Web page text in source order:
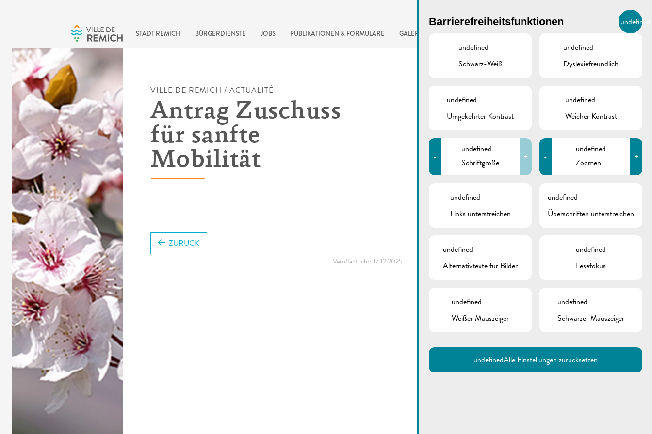
STADT REMICH BÜRGERDIENSTE JOBS PUBLIKATIONEN & FORMULARE GALERIE DE
BIERGER.REMICH.LU
Utilisez la recherche pour
Comme par exemple des contacts, des
informations ou de documents.
VILLE DE REMICH / ACTUALITÉ
Antrag Zuschuss
für sanfte
Mobilität
Veröffentlicht: 17.12.2025
ZURÜCK
Barrierefreiheitsfunktionen undefined
undefined
Schwarz-Weiß
undefined
Dyslexiefreundlich
undefined
Umgekehrter Kontrast
undefined
Weicher Kontrast
-
undefined
Schriftgröße
+ -
undefined
Zoomen
+
undefined
Links unterstreichen
undefined
Überschriften unterstreichen
undefined
Alternativtexte für Bilder
undefined
Lesefokus
undefined
Weißer Mauszeiger
undefined
Schwarzer Mauszeiger
undefinedAlle Einstellungen zurücksetzen